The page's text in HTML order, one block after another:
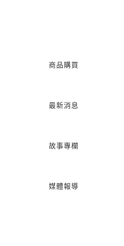
商品購買
最新消息
故事專欄
媒體報導